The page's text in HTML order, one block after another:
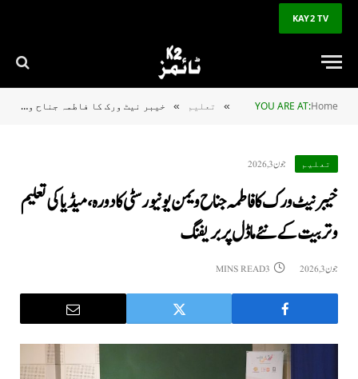
KAY2 TV
YOU ARE AT:Home
» تعلیم » خیبر نیٹ ورک کا فاطمہ جناح ویمن یونیورسٹی کا دورہ، میڈیا کی تعلیم و تربیت کے نئے ماڈل پر بریفنگ
تعلیم جون 3, 2026
خیبر نیٹ ورک کا فاطمہ جناح ویمن یونیورسٹی کا دورہ، میڈیا کی تعلیم
و تربیت کے نئے ماڈل پر بریفنگ
جون 3, 2026 3 MINS READ